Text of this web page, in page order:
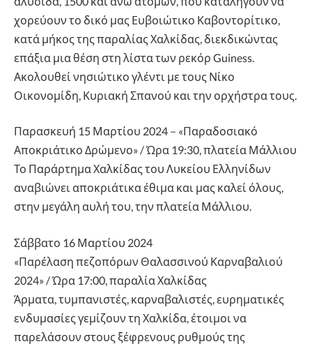
χορεύουν το δικό μας Ευβοιώτικο Καβοντορίτικο,
κατά μήκος της παραλίας Χαλκίδας, διεκδικώντας
επάξια μια θέση στη λίστα των ρεκόρ Guiness.
Ακολουθεί νησιώτικο γλέντι με τους Νίκο
Οικονομίδη, Κυριακή Σπανού και την ορχήστρα τους.
Παρασκευή 15 Μαρτίου 2024 – «Παραδοσιακό
Αποκριάτικο Δρώμενο» / Ώρα 19:30, πλατεία Μάλλιου
Το Παράρτημα Χαλκίδας του Λυκείου Ελληνίδων
αναβιώνει αποκριάτικα έθιμα και μας καλεί όλους,
στην μεγάλη αυλή του, την πλατεία Μάλλιου.
Σάββατο 16 Μαρτίου 2024
«Παρέλαση πεζοπόρων Θαλασσινού Καρναβαλιού
2024» / Ώρα 17:00, παραλία Χαλκίδας
Άρματα, τυμπανιστές, καρναβαλιστές, ευρηματικές
ενδυμασίες γεμίζουν τη Χαλκίδα, έτοιμοι να
παρελάσουν στους ξέφρενους ρυθμούς της